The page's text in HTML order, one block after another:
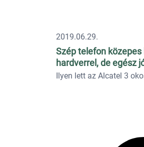
2019.06.29.
Szép telefon
hardverrel, de egész
Ilyen lett az Alcatel 3